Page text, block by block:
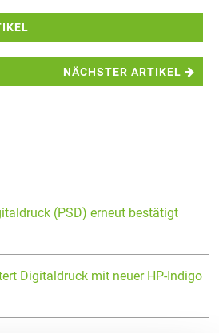
NÄCHSTER ARTIKEL
(PSD) erneut bestätigt
Digitaldruck mit neuer HP-Indigo